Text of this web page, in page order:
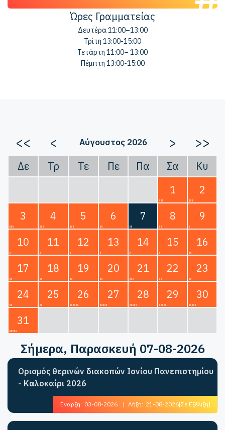
Ώρες Γραμματείας
Δευτέρα 11:00–13:00
Τρίτη 13:00-15:00
Τετάρτη 11:00– 13:00
Πέμπτη 13:00-15:00
<< < Αύγουστος 2026 > >>
Δε Τρ Τε Πε Πα Σα
Κυ
1
2
3
4 5 6 7 8
9
10
11 12 13 14 15
16
17
18 19 20 21 22
23
24
25 26 27 28 29
30
31
Σήμερα, Παρασκευή 07-08-2026
Ορισμός θερινών διακοπών Ιονίου Πανεπιστημίου
- Καλοκαίρι 2026
Έναρξη: 03-08-2026 | Λήξη: 21-08-2026[Σε Εξέλιξη]